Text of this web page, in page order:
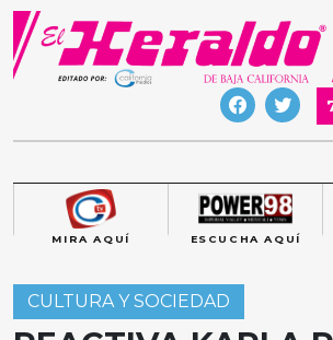
Skip
content
MIRA AQUÍ ESCUCHA AQUÍ
CULTURA Y SOCIEDAD